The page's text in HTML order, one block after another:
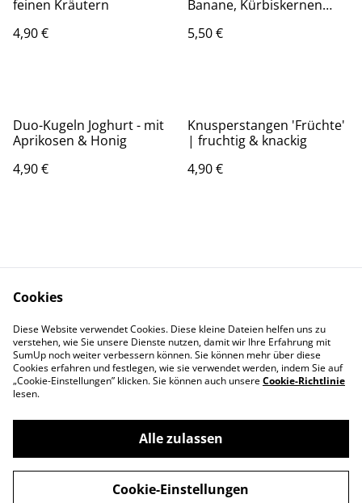
feinen Kräutern
4,90 €
Banane, Kürbiskernen
5,50 €
Duo-Kugeln Joghurt - mit
Aprikosen & Honig
4,90 €
Knusperstangen 'Früchte'
| fruchtig & knackig
4,90 €
Datenschutz
Impressum
Widerrufsrecht
©2026HundeFAIRstand Lädchen
powered by
Cookies
Diese Website verwendet Cookies. Diese kleine Dateien helfen uns zu
verstehen, wie Sie unsere Dienste nutzen, damit wir Ihre Erfahrung mit
SumUp noch weiter verbessern können. Sie können mehr über diese
Cookies erfahren und festlegen, wie sie verwendet werden, indem Sie auf
„Cookie-Einstellungen” klicken. Sie können auch unsereCookie-Richtlinie
lesen.
Alle zulassen
Cookie-Einstellungen